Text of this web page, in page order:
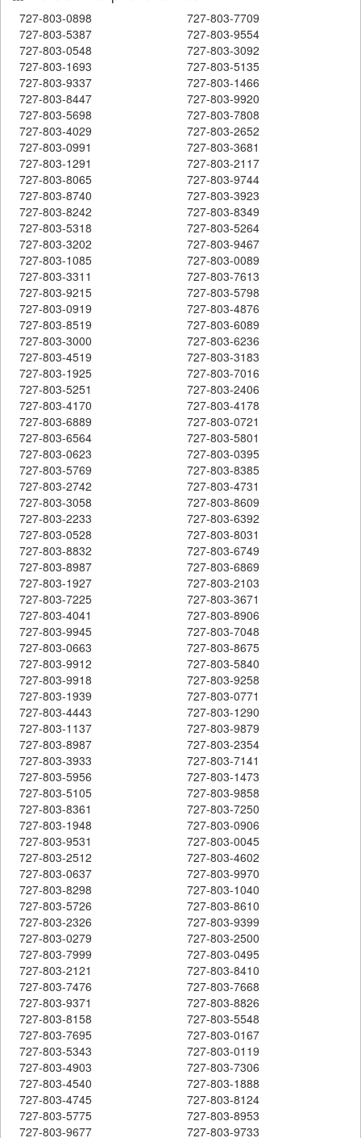
727-803-0898
727-803-7709
727-803-5387
727-803-9554
727-803-0548
727-803-3092
727-803-1693
727-803-5135
727-803-9337
727-803-1466
727-803-8447
727-803-9920
727-803-5698
727-803-7808
727-803-4029
727-803-2652
727-803-0991
727-803-3681
727-803-1291
727-803-2117
727-803-8065
727-803-9744
727-803-8740
727-803-3923
727-803-8242
727-803-8349
727-803-5318
727-803-5264
727-803-3202
727-803-9467
727-803-1085
727-803-0089
727-803-3311
727-803-7613
727-803-9215
727-803-5798
727-803-0919
727-803-4876
727-803-8519
727-803-6089
727-803-3000
727-803-6236
727-803-4519
727-803-3183
727-803-1925
727-803-7016
727-803-5251
727-803-2406
727-803-4170
727-803-4178
727-803-6889
727-803-0721
727-803-6564
727-803-5801
727-803-0623
727-803-0395
727-803-5769
727-803-8385
727-803-2742
727-803-4731
727-803-3058
727-803-8609
727-803-2233
727-803-6392
727-803-0528
727-803-8031
727-803-8832
727-803-6749
727-803-8987
727-803-6869
727-803-1927
727-803-2103
727-803-7225
727-803-3671
727-803-4041
727-803-8906
727-803-9945
727-803-7048
727-803-0663
727-803-8675
727-803-9912
727-803-5840
727-803-9918
727-803-9258
727-803-1939
727-803-0771
727-803-4443
727-803-1290
727-803-1137
727-803-9879
727-803-8987
727-803-2354
727-803-3933
727-803-7141
727-803-5956
727-803-1473
727-803-5105
727-803-9858
727-803-8361
727-803-7250
727-803-1948
727-803-0906
727-803-9531
727-803-0045
727-803-2512
727-803-4602
727-803-0637
727-803-9970
727-803-8298
727-803-1040
727-803-5726
727-803-8610
727-803-2326
727-803-9399
727-803-0279
727-803-2500
727-803-7999
727-803-0495
727-803-2121
727-803-8410
727-803-7476
727-803-7668
727-803-9371
727-803-8826
727-803-8158
727-803-5548
727-803-7695
727-803-0167
727-803-5343
727-803-0119
727-803-4903
727-803-7306
727-803-4540
727-803-1888
727-803-4745
727-803-8124
727-803-5775
727-803-8953
727-803-9677
727-803-9733